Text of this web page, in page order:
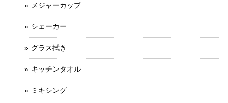
メジャーカップ
シェーカー
グラス拭き
キッチンタオル
ミキシング